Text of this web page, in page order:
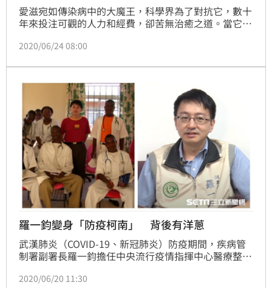
愛滋宛如傳染病中的大魔王，科學界為了對抗它，數十
年來投注可觀的人力和經費，卻苦無治癒之道。當它在
們不幸遇上就是等死；直到1995年何大一博士發明雞
張的氣焰。即便愛滋已經是一種可控的慢性疾病，投入
愛滋防治工作20年的疾管署副署長羅一鈞卻也對它抱持
「敬畏之心」。（記者：陳弋）
2020/06/24 08:00
羅一鈞變身「防疫柯南」 背後有洋蔥
武漢肺炎（COVID-19、新冠肺炎）防疫期間，疾病管
制署副署長羅一鈞擔任中央流行疫情指揮中心醫療整備
官」。這位醫藥記者口中的「羅副」告訴《三立新聞
2020/06/20 11:30